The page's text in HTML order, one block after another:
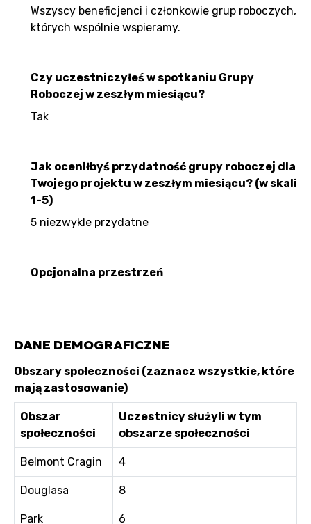
Wszyscy beneficjenci i członkowie grup roboczych,
których wspólnie wspieramy.
Czy uczestniczyłeś w spotkaniu Grupy
Roboczej w zeszłym miesiącu?
Tak
Jak oceniłbyś przydatność grupy roboczej dla
Twojego projektu w zeszłym miesiącu? (w skali
1-5)
5 niezwykle przydatne
Opcjonalna przestrzeń
DANE DEMOGRAFICZNE
Obszary społeczności (zaznacz wszystkie, które
mają zastosowanie)
Obszar
społeczności
Uczestnicy służyli w tym
obszarze społeczności
Belmont Cragin 4
Douglasa 8
Park
6